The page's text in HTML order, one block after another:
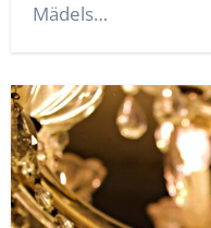
Mädels…